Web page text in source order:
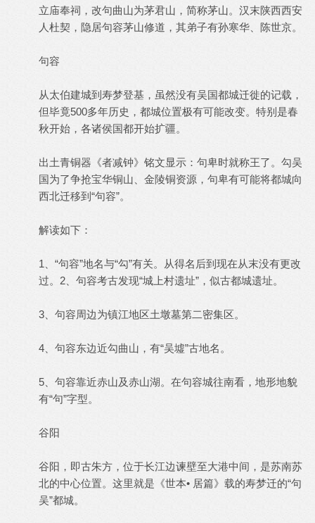
立庙奉祠，改句曲山为茅君山，简称茅山。汉末陕西西安
人杜契，隐居句容茅山修道，其弟子有孙寒华、陈世京。
句容
从太伯建城到寿梦登基，虽然没有吴国都城迁徙的记载，
但毕竟500多年历史，都城位置极有可能改变。特别是春
秋开始，各诸侯国都开始扩疆。
出土青铜器《者减钟》铭文显示：句卑时就称王了。勾吴
国为了争抢宝华铜山、金陵铜资源，句卑有可能将都城向
西北迁移到“句容”。
解读如下：
1、“句容”地名与“勾”有关。从得名后到现在从末没有更改
过。2、句容考古发现“城上村遗址”，似古都城遗址。
3、句容周边为镇江地区土墩墓第二密集区。
4、句容东边近勾曲山，有“吴墟”古地名。
5、句容靠近赤山及赤山湖。在句容城往南看，地形地貌
有“句”字型。
谷阳
谷阳，即古朱方，位于长江边谏壁至大港中间，是苏南苏
北的中心位置。这里就是《世本• 居篇》载的寿梦迁的“句
吴”都城。